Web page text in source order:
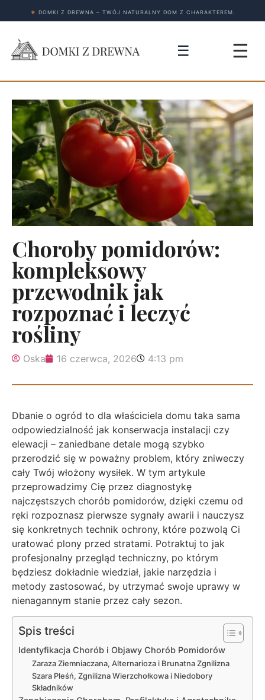
★ DOMKI Z DREWNA – TWÓJ NATURALNY DOM Z CHARAKTEREM.
☰ ☰
Choroby pomidorów:
kompleksowy
przewodnik jak
rozpoznać i leczyć
rośliny
Oska 16 czerwca, 2026 4:13 pm
Dbanie o ogród to dla właściciela domu taka sama
odpowiedzialność jak konserwacja instalacji czy
elewacji – zaniedbane detale mogą szybko
przerodzić się w poważny problem, który zniweczy
cały Twój włożony wysiłek. W tym artykule
przeprowadzimy Cię przez diagnostykę
najczęstszych chorób pomidorów, dzięki czemu od
ręki rozpoznasz pierwsze sygnały awarii i nauczysz
się konkretnych technik ochrony, które pozwolą Ci
uratować plony przed stratami. Potraktuj to jak
profesjonalny przegląd techniczny, po którym
będziesz dokładnie wiedział, jakie narzędzia i
metody zastosować, by utrzymać swoje uprawy w
nienagannym stanie przez cały sezon.
Spis treści
Identyfikacja Chorób i Objawy Chorób Pomidorów
Zaraza Ziemniaczana, Alternarioza i Brunatna Zgnilizna
Szara Pleśń, Zgnilizna Wierzchołkowa i Niedobory
Składników